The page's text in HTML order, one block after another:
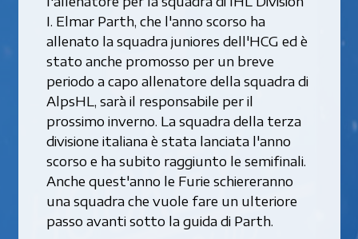
I. Elmar Parth, che l'anno scorso ha
allenato la squadra juniores dell'HCG ed è
stato anche promosso per un breve
periodo a capo allenatore della squadra di
AlpsHL, sarà il responsabile per il
prossimo inverno. La squadra della terza
divisione italiana è stata lanciata l'anno
scorso e ha subito raggiunto le semifinali.
Anche quest'anno le Furie schiereranno
una squadra che vuole fare un ulteriore
passo avanti sotto la guida di Parth.